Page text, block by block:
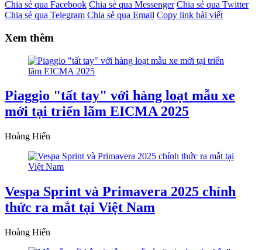
Chia sẻ qua Facebook Chia sẻ qua Messenger Chia sẻ qua Twitter
Chia sẻ qua Telegram Chia sẻ qua Email Copy link bài viết
Xem thêm
Piaggio "tất tay" với hàng loạt mẫu xe
mới tại triển lãm EICMA 2025
Hoàng Hiển
Vespa Sprint và Primavera 2025 chính
thức ra mắt tại Việt Nam
Hoàng Hiển